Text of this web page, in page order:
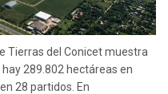
Tierras del Conicet muestra
289.802 hectáreas en
28 partidos. En